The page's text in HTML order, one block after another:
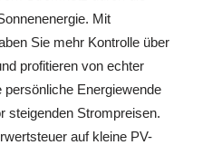
Mit
Sie mehr Kontrolle über
profitieren von echter
Energiewende
steigenden Strompreisen.
auf kleine PV-